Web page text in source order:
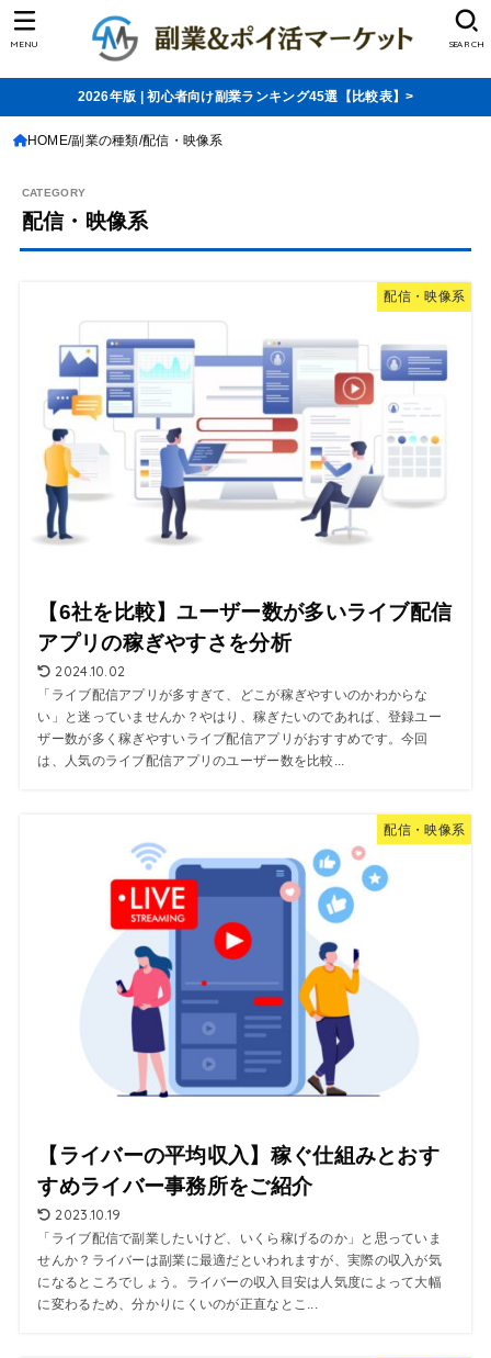
SEARCH
MENU
2026年版 | 初心者向け副業ランキング45選【比較表】>
HOME 副業の種類 配信・映像系
配信・映像系
配信・映像系
【6社を比較】ユーザー数が多いライブ配信
アプリの稼ぎやすさを分析
2024.10.02
「ライブ配信アプリが多すぎて、どこが稼ぎやすいのかわからな
い」と迷っていませんか？やはり、稼ぎたいのであれば、登録ユー
ザー数が多く稼ぎやすいライブ配信アプリがおすすめです。今回
は、人気のライブ配信アプリのユーザー数を比較...
配信・映像系
【ライバーの平均収入】稼ぐ仕組みとおす
すめライバー事務所をご紹介
2023.10.19
「ライブ配信で副業したいけど、いくら稼げるのか」と思っていま
せんか？ライバーは副業に最適だといわれますが、実際の収入が気
になるところでしょう。ライバーの収入目安は人気度によって大幅
に変わるため、分かりにくいのが正直なとこ...